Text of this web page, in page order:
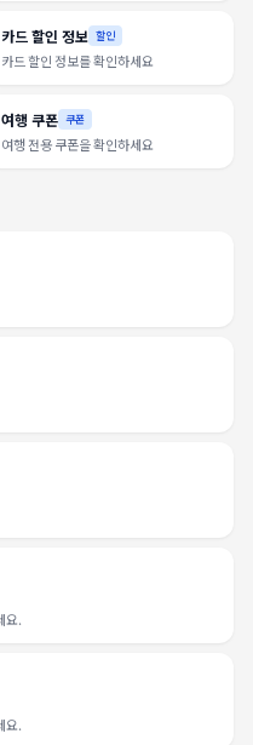
카드 할인 정보 할인
카드 할인 정보를 확인하세요
여행 쿠폰 쿠폰
여행 전용 쿠폰을 확인하세요
요.
요.